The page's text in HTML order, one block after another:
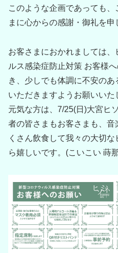
このような企画であっても
まに心からの感謝・御礼を申
お客さまにおかれましては
ルス感染症防止対策 お客様
き、少しでも体調に不安の
いただきますようお願いいた
元気な方は、7/25(日)大宮ヒ
者の皆さまもお客さまも、
くさん飲食して我々の大切
ら嬉しいです。(こいこい 蒔